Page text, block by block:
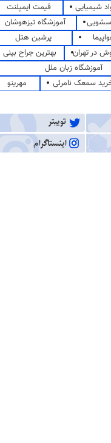
شیمیایی
قیمت ایمپلنت
آموزشگاه تیزهوشان
پرشین هتل
در تهران
بهترین جراح بینی
آموزشگاه زبان ملل
سمعک نامرئی
مهرینو